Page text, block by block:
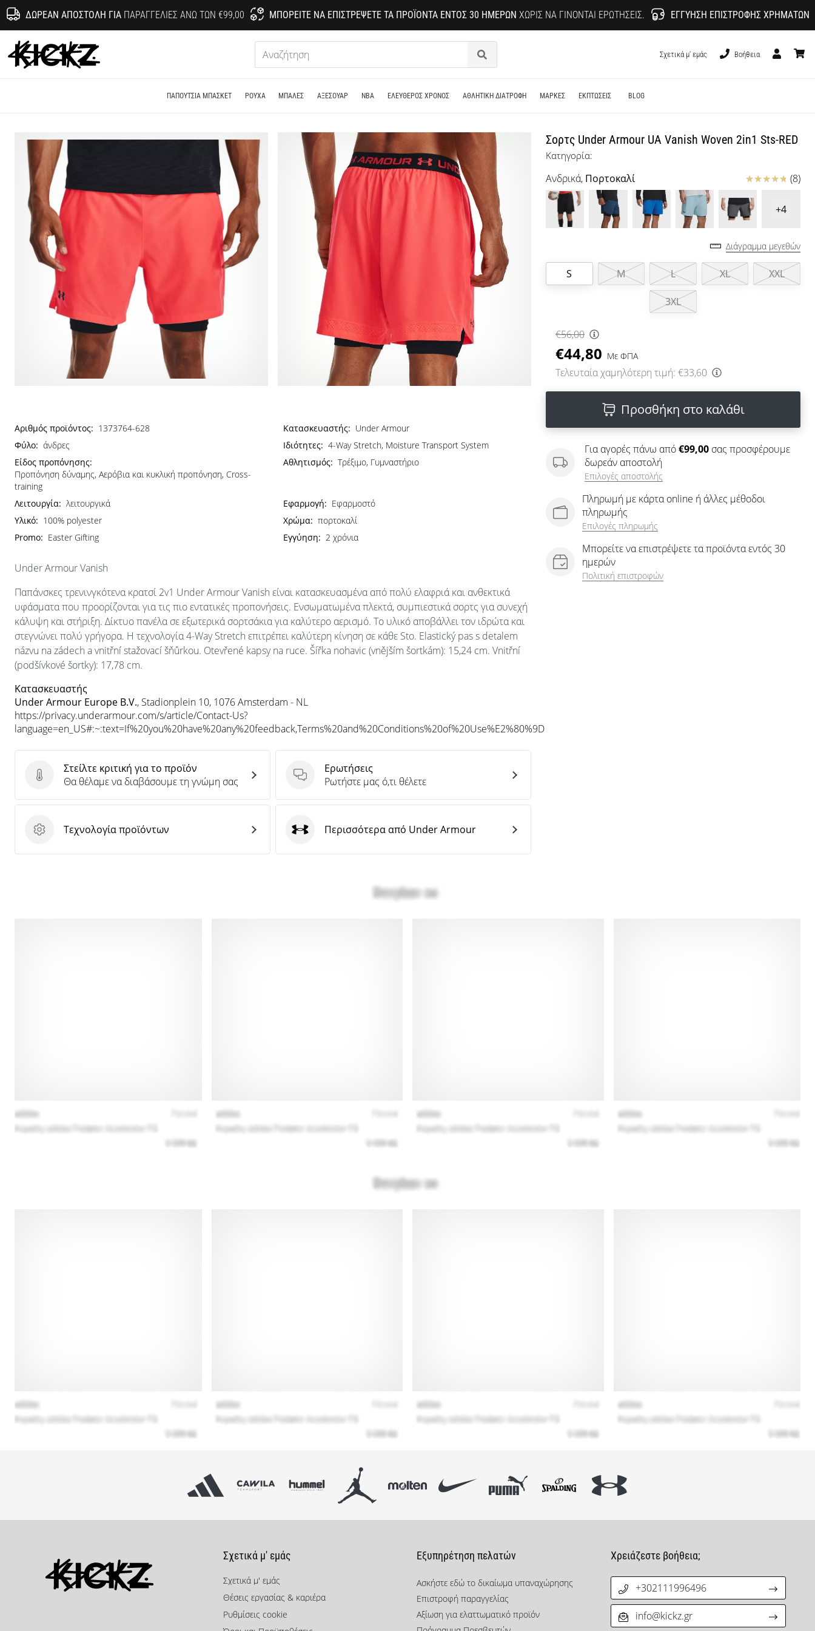
ΔΩΡΕΆΝ ΑΠΟΣΤΟΛΉ ΓΙΑΠΑΡΑΓΓΕΛΊΕΣ ΆΝΩ ΤΩΝ €99,00 ΜΠΟΡΕΊΤΕ ΝΑ ΕΠΙΣΤΡΈΨΕΤΕ ΤΑ ΠΡΟΪΌΝΤΑ ΕΝΤΌΣ 30 ΗΜΕΡΏΝ ΧΩΡΊΣ ΝΑ ΓΊΝΟΝΤΑΙ ΕΡΩΤΉΣΕΙΣ. ΕΓΓΎΗΣΗ ΕΠΙΣΤΡΟΦΉΣ ΧΡΗΜΆΤΩΝ
KICKZ.gr
Αναζήτηση
Σχετικά μ' εμάς
Βοήθεια
ΠΑΠΟΎΤΣΙΑ ΜΠΆΣΚΕΤ ΡΟΎΧΑ ΜΠΑΛΕΣ ΑΞΕΣΟΥΑΡ NBA ΕΛΕΥΘΕΡΟΣ ΧΡΟΝΟΣ ΑΘΛΗΤΙΚΗ ΔΙΑΤΡΟΦΗ ΜΑΡΚΕΣ ΕΚΠΤΩΣΕΙΣ BLOG
Σορτς Under Armour UA Vanish Woven 2in1 Sts-RED
Κατηγορία:
Ανδρικά, Πορτοκαλί Κριτικές (8)
+4
Διάγραμμα μεγεθών
S M L XL XXL
3XL
€56,00
€44,80 Με ΦΠΑ
Τελευταία χαμηλότερη τιμή: €33,60
Προσθήκη στο καλάθι
Για αγορές πάνω από€99,00 σας προσφέρουμε
δωρεάν αποστολή
Επιλογές αποστολής
Πληρωμή με κάρτα online ή άλλες μέθοδοι
πληρωμής
Επιλογές πληρωμής
Μπορείτε να επιστρέψετε τα προϊόντα εντός 30
ημερών
Πολιτική επιστροφών
Αριθμός προϊόντος: 1373764-628 Κατασκευαστής: Under Armour
Φύλο: άνδρες Ιδιότητες: 4-Way Stretch, Moisture Transport System
Είδος προπόνησης:
Προπόνηση δύναμης, Αερόβια και κυκλική προπόνηση, Cross-
training
Αθλητισμός: Τρέξιμο, Γυμναστήριο
Λειτουργία: λειτουργικά Εφαρμογή: Εφαρμοστό
Υλικό: 100% polyester Χρώμα: πορτοκαλί
Promo: Easter Gifting Εγγύηση: 2 χρόνια
Under Armour Vanish
Παπάνσκες τρενινγκότενα κρατσί 2v1 Under Armour Vanish είναι κατασκευασμένα από πολύ ελαφριά και ανθεκτικά
υφάσματα που προορίζονται για τις πιο εντατικές προπονήσεις. Ενσωματωμένα πλεκτά, συμπιεστικά σορτς για συνεχή
κάλυψη και στήριξη. Δίκτυο πανέλα σε εξωτερικά σορτσάκια για καλύτερο αερισμό. Το υλικό αποβάλλει τον ιδρώτα και
στεγνώνει πολύ γρήγορα. Η τεχνολογία 4-Way Stretch επιτρέπει καλύτερη κίνηση σε κάθε Sto. Elastický pas s detalem
názvu na zádech a vnitřní stažovací šňůrkou. Otevřené kapsy na ruce. Šířka nohavic (vnějším šortkám): 15,24 cm. Vnitřní
(podšívkové šortky): 17,78 cm.
Κατασκευαστής
Under Armour Europe B.V., Stadionplein 10, 1076 Amsterdam - NL
https://privacy.underarmour.com/s/article/Contact-Us?
language=en_US#:~:text=If%20you%20have%20any%20feedback,Terms%20and%20Conditions%20of%20Use%E2%80%9D
Στείλτε κριτική για το προϊόν
Στείλτε κριτική για το προϊόν
Θα θέλαμε να διαβάσουμε τη γνώμη σας
Ερωτήσεις
Ερωτήσεις
Ρωτήστε μας ό,τι θέλετε
Τεχνολογία προϊόντων
Τεχνολογία προϊόντων Under Armour
Περισσότερα από Under Armour
Σχετικά μ' εμάς
Σχετικά μ' εμάς
Θέσεις εργασίας & καριέρα
Ρυθμίσεις cookie
Εξυπηρέτηση πελατών
Ασκήστε εδώ το δικαίωμα υπαναχώρησης
Επιστροφή παραγγελίας
Αξίωση για ελαττωματικό προϊόν
Χρειάζεστε βοήθεια;
+302111996496
info@kickz.gr